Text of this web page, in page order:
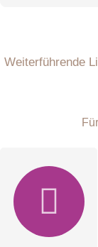
Weiterführende